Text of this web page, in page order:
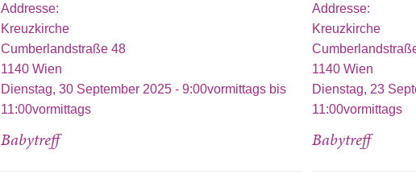
Addresse:
Kreuzkirche
Cumberlandstraße 48
1140 Wien
Dienstag, 30 September 2025 - 9:00vormittagsbis
11:00vormittags
Babytreff
Addresse:
Kreuzkirche
1140 Wien
Dienstag, 23
11:00vormittags
Babytreff